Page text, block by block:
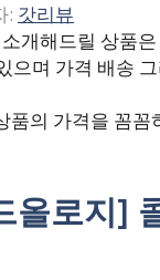
: 갓리뷰
개해드릴 상품
으며 가격 배송
품의 가격을 꼼
올로지]